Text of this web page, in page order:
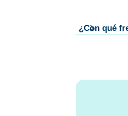
¿Con qué